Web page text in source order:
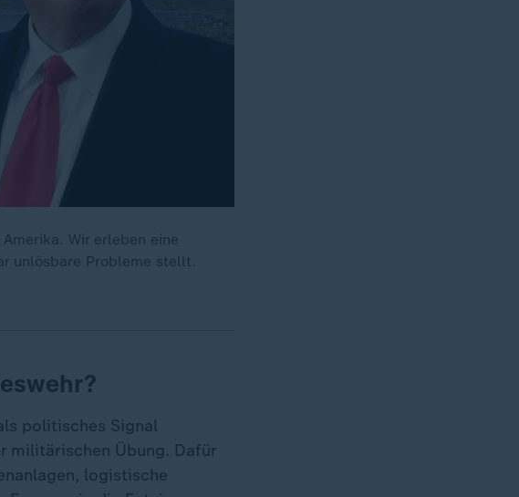
Wir erleben eine
unlösbare Probleme stellt.
politisches Signal
militärischen Übung. Dafür
logistische